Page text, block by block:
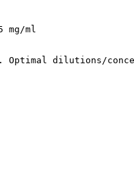
mg/ml
Optimal dilutions/